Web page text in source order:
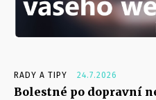
RADY A TIPY 24.7.2026
Bolestné po dopravní